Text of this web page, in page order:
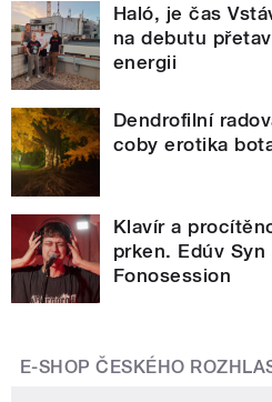
Haló, je čas
na debutu
energii
Dendrofilní
coby erotika
Klavír a
prken. Edúv
Fonosession
E-SHOP ČESKÉHO